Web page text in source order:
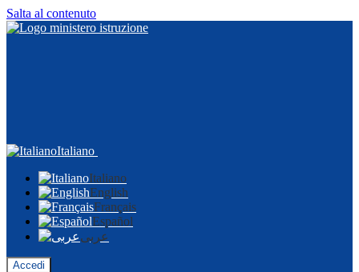
Salta al contenuto
Italiano
Italiano
English
Français
Español
عربى
Accedi